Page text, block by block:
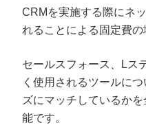
CRMを実施する際にネ
れることによる固定費の
セールスフォース、Lス
く使用されるツールに
ズにマッチしているか
能です。